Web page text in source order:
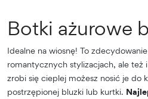
Botki ażurowe
Idealne na wiosnę! To
romantycznych stylizacjach, ale też
zrobi się cieplej możesz nosić je do
postrzępionej bluzki lub kurtki.